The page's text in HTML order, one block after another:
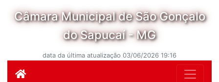
Câmara Municipal de São Gonçalo
do Sapucaí - MG
data da última atualização 03/06/2026 19:16